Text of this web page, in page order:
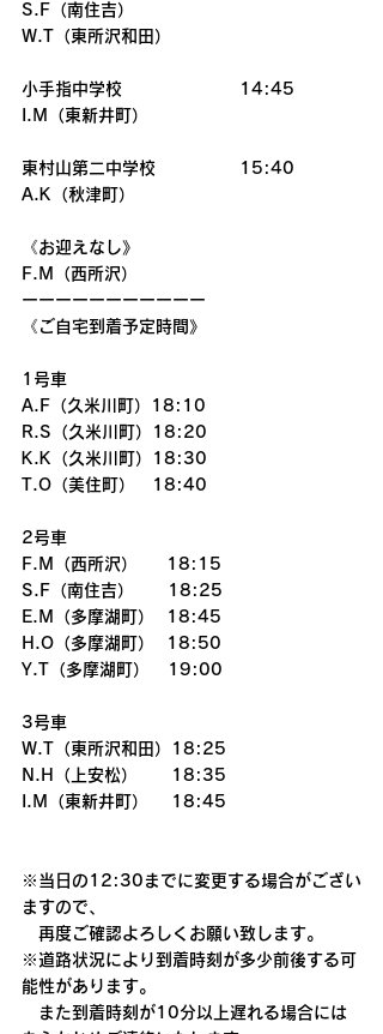
S.F（南住吉）
W.T（東所沢和田）
小手指中学校　　　　　　　14:45
I.M（東新井町）
東村山第二中学校　　　　　15:40
A.K（秋津町）
《お迎えなし》
F.M（西所沢）
ーーーーーーーーーーー
《ご自宅到着予定時間》
1号車
A.F（久米川町）18:10
R.S（久米川町）18:20
K.K（久米川町）18:30
T.O（美住町）　18:40
2号車
F.M（西所沢） 　 18:15
S.F（南住吉）　　18:25
E.M（多摩湖町）  18:45
H.O（多摩湖町）  18:50
Y.T（多摩湖町）   19:00
3号車
W.T（東所沢和田）18:25
N.H（上安松）　　18:35
I.M（東新井町）　 18:45
※当日の12:30までに変更する場合がござい
ますので、
再度ご確認よろしくお願い致します。
※道路状況により到着時刻が多少前後する可
能性があります。
また到着時刻が10分以上遅れる場合には